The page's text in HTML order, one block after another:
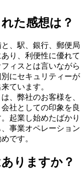
た感想は？
、駅、銀行、郵便局
り、利便性に優れて
ィスとは言いながら
にセキュリティーが
ています。
、弊社のお客様を、
社としての印象を良
起業し始めたばかり
事業オペレーション
です。
りますか？